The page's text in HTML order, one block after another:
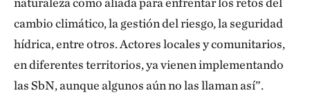
cambio climático, la gestión del riesgo, la seguridad
hídrica, entre otros. Actores locales y comunitarios,
en diferentes territorios, ya vienen implementando
las SbN, aunque algunos aún no las llaman así”.